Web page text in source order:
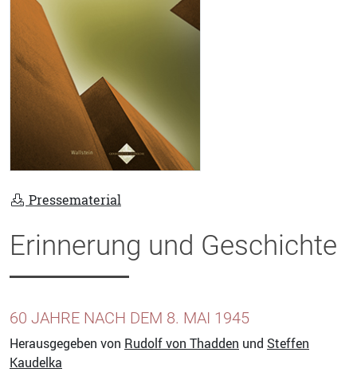
Pressematerial
Erinnerung und Geschichte
60 JAHRE NACH DEM 8. MAI 1945
Herausgegeben von Rudolf von Thadden und Steffen
Kaudelka